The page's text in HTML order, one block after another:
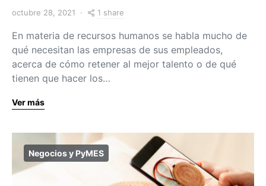
octubre 28, 2021 1 share
En materia de recursos humanos se habla mucho de
qué necesitan las empresas de sus empleados,
acerca de cómo retener al mejor talento o de qué
tienen que hacer los…
Ver más
Negocios y PyMES